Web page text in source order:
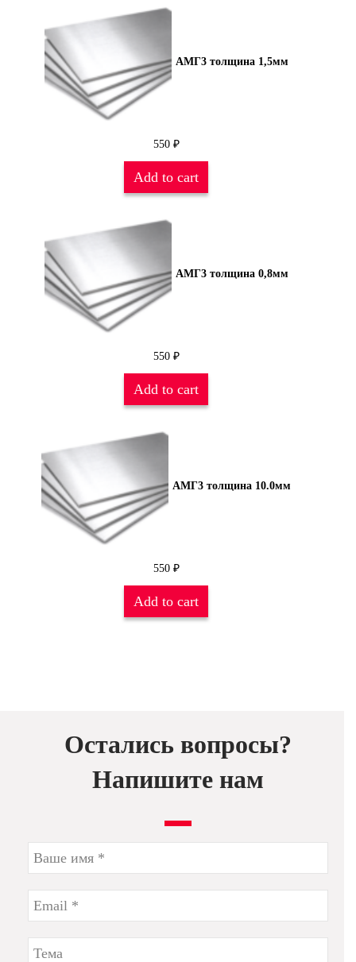
АМГ3 толщина 1,5мм
550 ₽
Add to cart
АМГ3 толщина 0,8мм
550 ₽
Add to cart
АМГ3 толщина 10.0мм
550 ₽
Add to cart
Остались вопросы?
Напишите нам